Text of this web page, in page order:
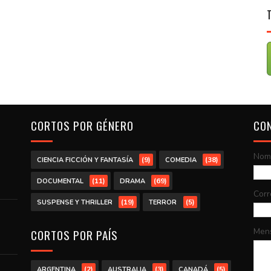
CORTOS POR GÉNERO
CIENCIA FICCIÓN Y FANTASÍA (9) COMEDIA (38)
DOCUMENTAL (11) DRAMA (69)
SUSPENSE Y THRILLER (19) TERROR (5)
CORTOS POR PAÍS